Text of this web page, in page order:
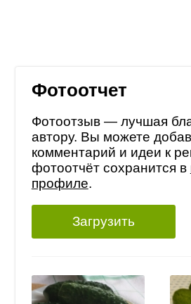
Фотоотчет
Фотоотзыв — лучшая
автору. Вы можете
комментарий и идеи к
фотоотчёт сохранится в
профиле.
Загрузить